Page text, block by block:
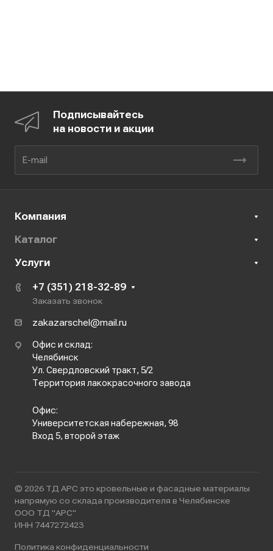
Подписывайтесь
на новости и акции
Компания
Каталог
Услуги
+7 (351) 218-32-89
Заказать звонок
zakazarschel@mail.ru
Офис и склад:
Челябинск
Ул. Свердловский тракт, 5/2
Территория лакокрасочного завода
Офис:
Университетская набережная, 98
Вход 5, второй этаж
© 2026 ТД АРС это кровельные и фасадные материалы
напрямую со склада производителя в Челябинске
ООО ТД "АРС"
ИНН 7447272423
Политика конфиденциальности